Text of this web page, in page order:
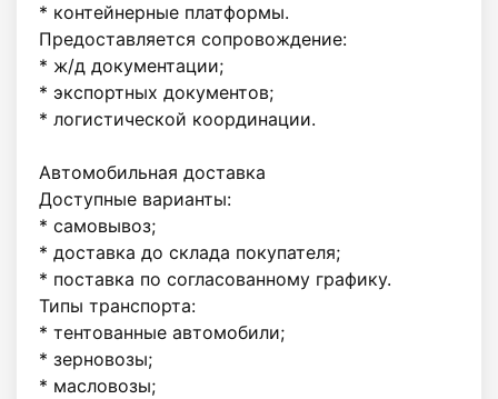
* контейнерные платформы.
Предоставляется сопровождение:
* ж/д документации;
* экспортных документов;
* логистической координации.
Автомобильная доставка
Доступные варианты:
* самовывоз;
* доставка до склада покупателя;
* поставка по согласованному графику.
Типы транспорта:
* тентованные автомобили;
* зерновозы;
* масловозы;